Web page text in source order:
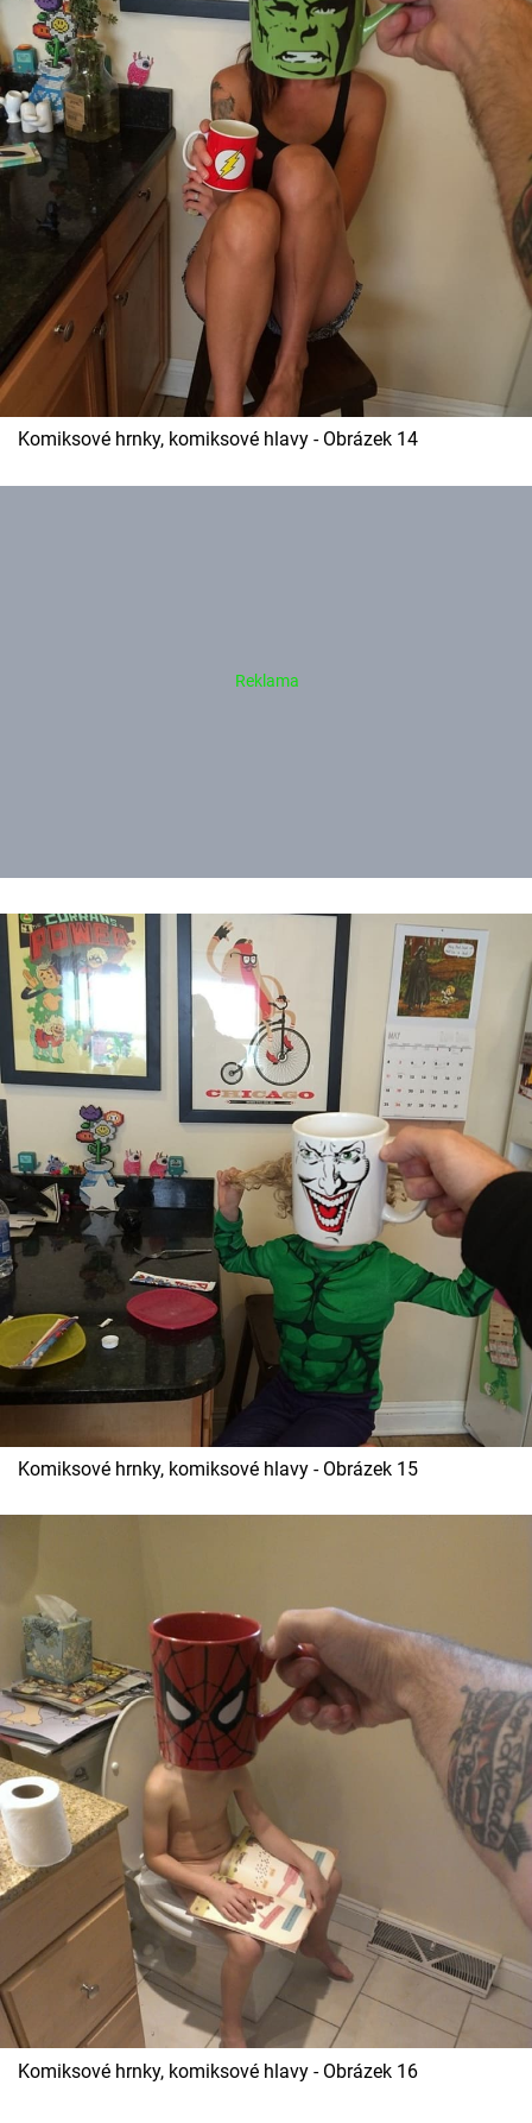
Komiksové hrnky, komiksové hlavy - Obrázek 14
Komiksové hrnky, komiksové hlavy - Obrázek 15
Komiksové hrnky, komiksové hlavy - Obrázek 16